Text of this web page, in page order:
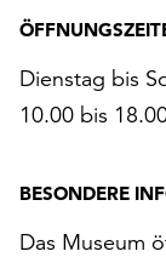
Dienstag bis
10.00 bis
BESONDERE
Das Museum